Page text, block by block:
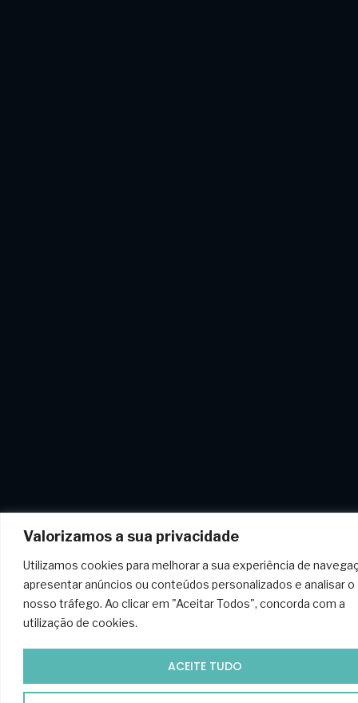
Valorizamos a sua privacidade
Utilizamos cookies para melhorar a sua experiência de
apresentar anúncios ou conteúdos personalizados e analisar o
nosso tráfego. Ao clicar em "Aceitar Todos", concorda com a
utilização de cookies.
ACEITE TUDO